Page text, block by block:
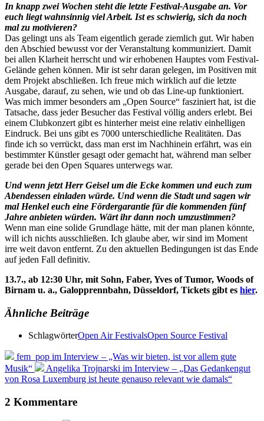
In knapp zwei Wochen steht die letzte Festival-Ausgabe an. Vor
euch liegt wahnsinnig viel Arbeit. Ist es schwierig, sich da noch
mal zu motivieren?
Das gelingt uns als Team eigentlich gerade ziemlich gut. Wir haben
den Abschied bewusst vor der Veranstaltung kommuniziert. Damit
bei allen Klarheit herrscht und wir erhobenen Hauptes vom Festival-
Gelände gehen können. Mir ist sehr daran gelegen, im Positiven mit
dem Projekt abschließen. Ich freue mich wirklich auf die letzte
Ausgabe, darauf, zu sehen, wie und ob das Line-up funktioniert.
Was mich immer besonders am „Open Source“ fasziniert hat, ist die
Tatsache, dass jeder Besucher das Festival völlig anders erlebt. Bei
einem Clubkonzert gibt es hinterher meist eine relativ einhelligen
Eindruck. Bei uns gibt es 7000 unterschiedliche Realitäten. Das
finde ich so verrückt, dass man erst im Nachhinein erfährt, was ein
bestimmter Künstler gesagt oder gemacht hat, während man selber
gerade bei den Open Squares unterwegs war.
Und wenn jetzt Herr Geisel um die Ecke kommen und euch zum
Abendessen einladen würde. Und wenn die Stadt und sagen wir
mal Henkel euch eine Fördergarantie für die kommenden fünf
Jahre anbieten würden. Wärt ihr dann noch umzustimmen?
Wenn man eine solide Grundlage hätte, mit der man planen könnte,
will ich nichts ausschließen. Ich glaube aber, wir sind im Moment
irre weit davon entfernt. Zu den aktuellen Bedingungen ist das Ende
auf jeden Fall definitiv.
13.7., ab 12:30 Uhr, mit Sohn, Faber, Yves of Tumor, Woods of
Birnam u. a., Galopprennbahn, Düsseldorf, Tickets gibt es hier.
Ähnliche Beiträge
SchlagwörterOpen Air FestivalsOpen Source Festival
fem_pop im Interview – „Was wir bieten, ist vor allem gute
Musik“
Angelika Trojnarski im Interview – „Das Gedankengut
von Rosa Luxemburg ist heute genauso relevant wie damals“
2 Kommentare